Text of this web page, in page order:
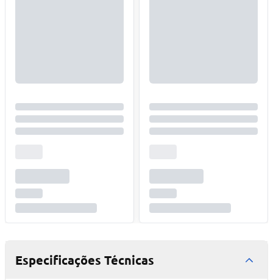
Especificações Técnicas